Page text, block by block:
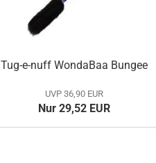
Tug-e-nuff WondaBaa Bungee
UVP 36,90 EUR
Nur 29,52 EUR